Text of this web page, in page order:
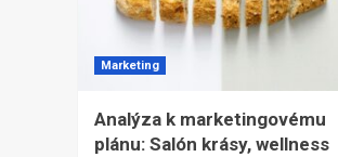
Marketing
Analýza k marketingovému
plánu: Salón krásy, wellness